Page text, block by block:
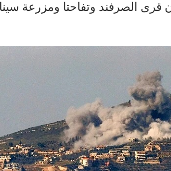
قرى الصرفند وتفاحتا ومزرعة